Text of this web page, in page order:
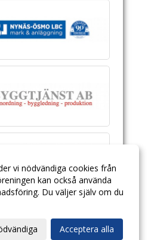
vi nödvändiga cookies från
kan också använda
Du väljer själv om du
Acceptera alla